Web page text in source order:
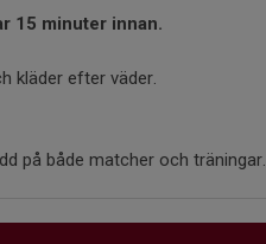
15 minuter innan.
kläder efter väder.
på både matcher och träningar.